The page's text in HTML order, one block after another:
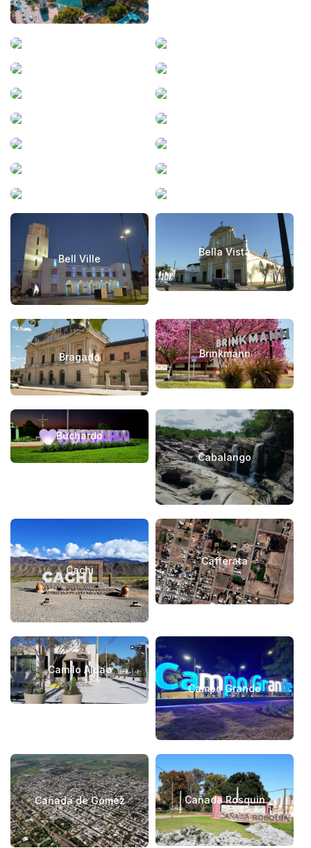
Bell Ville
Bella Vista
Bragado Brinkmann
Buchardo
Cabalango
Cachi
Cafferata
Camilo Aldao
Campo Grande
Cañada de Gómez Cañada Rosquin